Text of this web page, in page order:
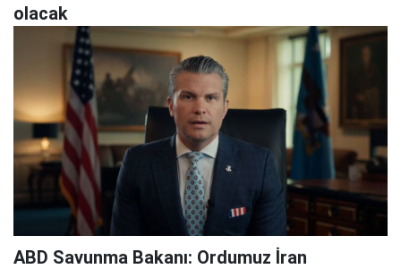
olacak
ABD Savunma Bakanı: Ordumuz İran